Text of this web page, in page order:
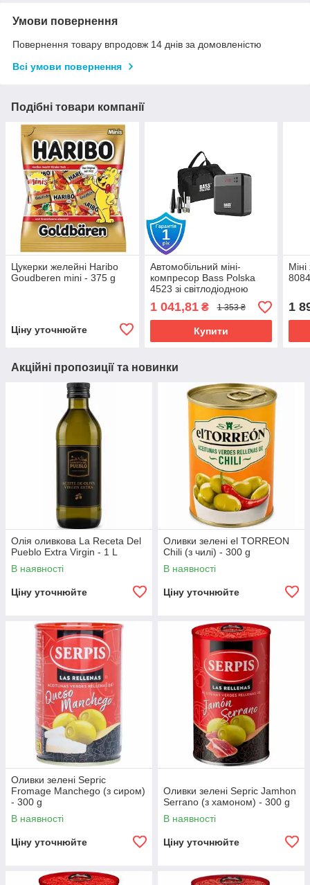
Умови повернення
Повернення товару впродовж 14 днів за домовленістю
Всі умови повернення
Подібні товари компанії
Цукерки желейні Haribo
Goudberen mini - 375 g
Ціну уточнюйте
Автомобільний міні-
компресор Bass Polska
4523 зі світлодіодною
лампою 120 Вт
1 041,81₴ 1 353 ₴
Купити
1
Акційні пропозиції та новинки
Олія оливкова La Receta Del
Pueblo Extra Virgin - 1 L
В наявності
Ціну уточнюйте
Оливки зелені el TORREON
Chili (з чилі) - 300 g
В наявності
Ціну уточнюйте
Оливки зелені Sepric
Fromage Manchego (з сиром)
- 300 g
В наявності
Ціну уточнюйте
Оливки зелені Sepric Jamhon
Serrano (з хамоном) - 300 g
В наявності
Ціну уточнюйте